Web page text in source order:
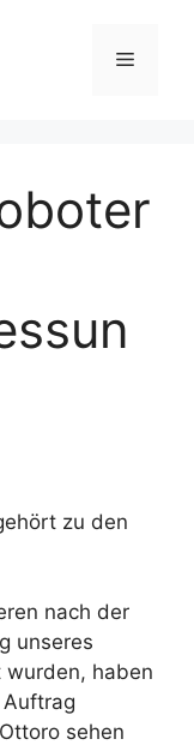
Menü
zu den
nach der
unseres
wurden, haben
sehen